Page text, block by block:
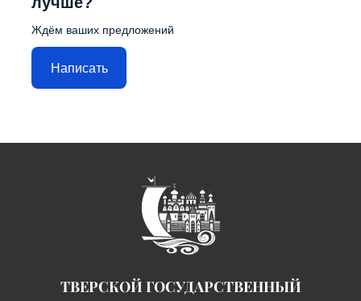
Ждём ваших предложений
Написать
ТВЕРСКОЙ ГОСУДАРСТВЕННЫЙ